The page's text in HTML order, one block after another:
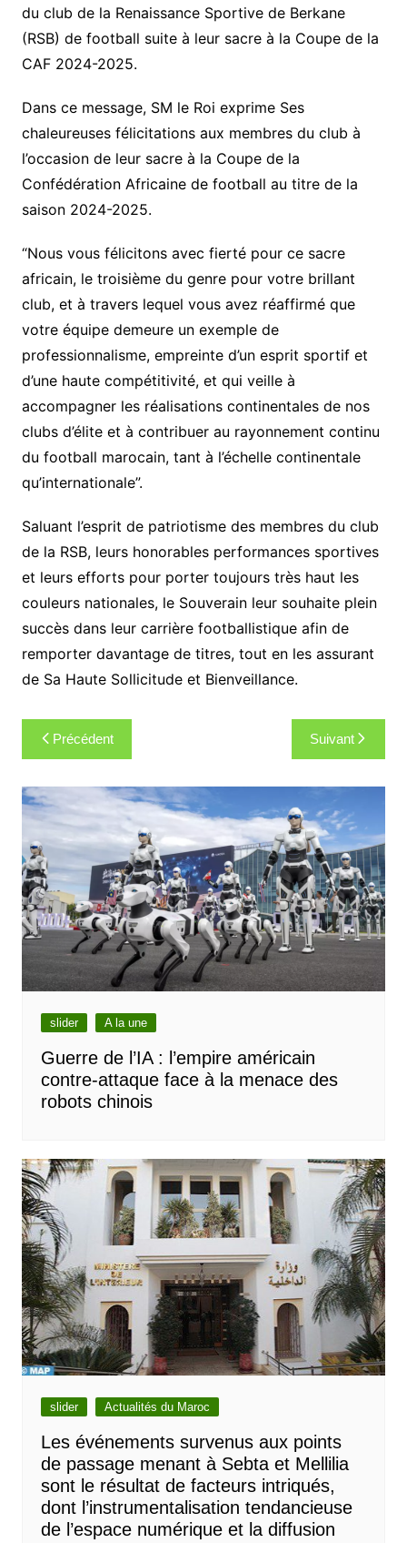
du club de la Renaissance Sportive de Berkane
(RSB) de football suite à leur sacre à la Coupe de la
CAF 2024-2025.
Dans ce message, SM le Roi exprime Ses
chaleureuses félicitations aux membres du club à
l’occasion de leur sacre à la Coupe de la
Confédération Africaine de football au titre de la
saison 2024-2025.
“Nous vous félicitons avec fierté pour ce sacre
africain, le troisième du genre pour votre brillant
club, et à travers lequel vous avez réaffirmé que
votre équipe demeure un exemple de
professionnalisme, empreinte d’un esprit sportif et
d’une haute compétitivité, et qui veille à
accompagner les réalisations continentales de nos
clubs d’élite et à contribuer au rayonnement continu
du football marocain, tant à l’échelle continentale
qu’internationale”.
Saluant l’esprit de patriotisme des membres du club
de la RSB, leurs honorables performances sportives
et leurs efforts pour porter toujours très haut les
couleurs nationales, le Souverain leur souhaite plein
succès dans leur carrière footballistique afin de
remporter davantage de titres, tout en les assurant
de Sa Haute Sollicitude et Bienveillance.
Navigation
de
l’article
Précédent Suivant
slider A la une
Guerre de l’IA : l’empire américain
contre-attaque face à la menace des
robots chinois
slider Actualités du Maroc
Les événements survenus aux points
de passage menant à Sebta et Mellilia
sont le résultat de facteurs intriqués,
dont l’instrumentalisation tendancieuse
de l’espace numérique et la diffusion